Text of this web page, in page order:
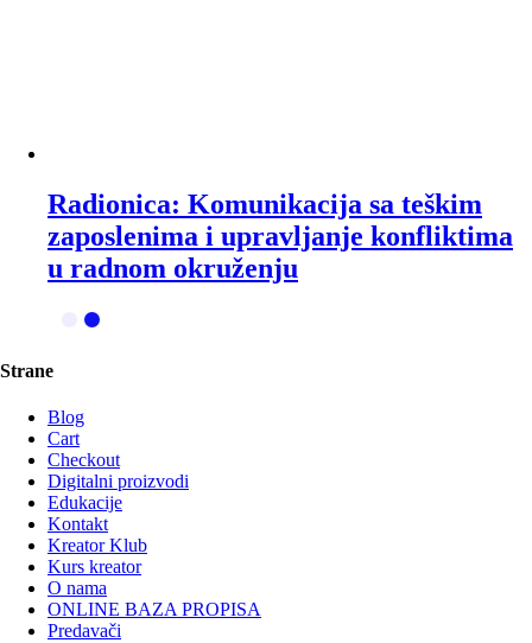
Radionica: Komunikacija sa teškim
zaposlenima i upravljanje konfliktima
u radnom okruženju
Strane
Blog
Cart
Checkout
Digitalni proizvodi
Edukacije
Kontakt
Kreator Klub
Kurs kreator
O nama
ONLINE BAZA PROPISA
Predavači